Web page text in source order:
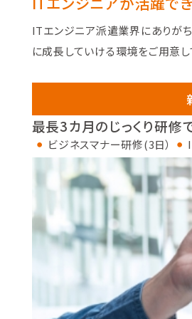
ITエンジニア派遣業界にありがち
に成長していける環境をご用意し
最長3カ月のじっくり研修
ビジネスマナー研修(3日）